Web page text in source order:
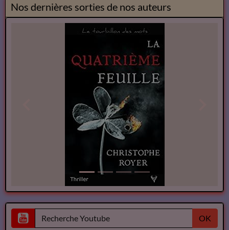
Nos dernières sorties de nos auteurs